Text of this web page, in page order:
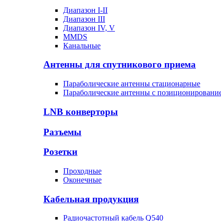
Диапазон I-II
Диапазон III
Диапазон IV, V
MMDS
Канальные
Антенны для спутникового приема
Параболические антенны стационарные
Параболические антенны с
LNB конверторы
Разъемы
Розетки
Проходные
Оконечные
Кабельная продукция
Радиочастотный кабель Q540